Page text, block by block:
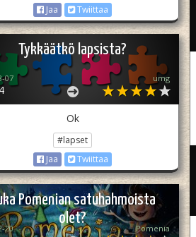
Jaa
Twiittaa
Tykkäätkö lapsista?
07 umg
Ok
#lapset
Jaa
Twiittaa
Pomenian satuhahmoista
olet?
20 Pomenia